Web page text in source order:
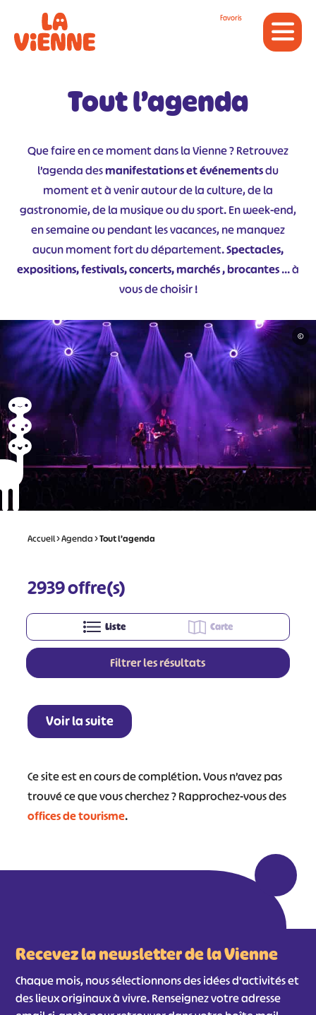
Favoris
Tout l’agenda
Que faire en ce moment dans la Vienne ? Retrouvez
l’agenda desmanifestations et événementsdu
moment et à venir autour de la culture, de la
gastronomie, de la musique ou du sport. En week-end,
en semaine ou pendant les vacances, ne manquez
aucun moment fort du département.Spectacles,
expositions, festivals, concerts, marchés , brocantes… à
vous de choisir !
©
Accueil>Agenda>Tout l’agenda
2939offre(s)
Liste Carte
Filtrer les résultats
Voir la suite
Ce site est en cours de complétion. Vous n’avez pas
trouvé ce que vous cherchez ? Rapprochez-vous des
offices de tourisme.
Recevez la newsletter de la Vienne
Chaque mois, nous sélectionnons des idées d'activités et
des lieux originaux à vivre. Renseignez votre adresse